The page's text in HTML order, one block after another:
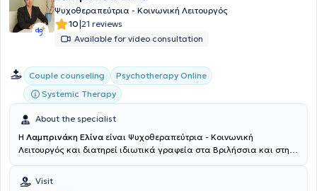
Ψυχοθεραπεύτρια - Κοινωνική Λειτουργός
10|21 reviews
Available for video consultation
Couple counseling
Psychotherapy Online
Systemic Therapy
About the specialist
Η Λαμπρινάκη Ελίνα είναι Ψυχοθεραπεύτρια - Κοινωνική
Λειτουργός και διατηρεί ιδιωτικά γραφεία στα Βριλήσσια και στην
Πανεπιστημίου Πατρών, με ειδίκευση στη Συστημική Θεραπεία και
επαγγελματική εμπειρία από το 2018 στον χώρο της ψυχικής
Visit